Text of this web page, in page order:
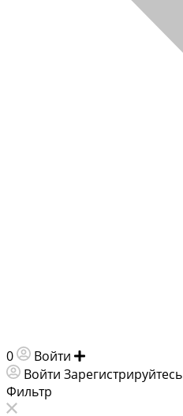
0 Войти
Войти Зарегистрируйтесь
Фильтр